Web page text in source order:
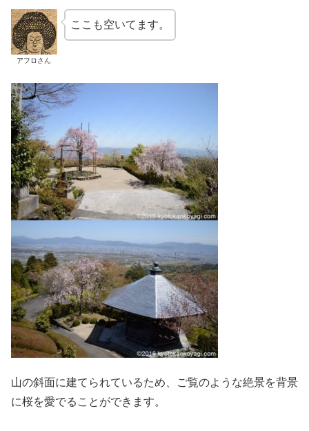
アフロさん
ここも空いてます。
山の斜面に建てられているため、ご覧のような絶景を背景
に桜を愛でることができます。